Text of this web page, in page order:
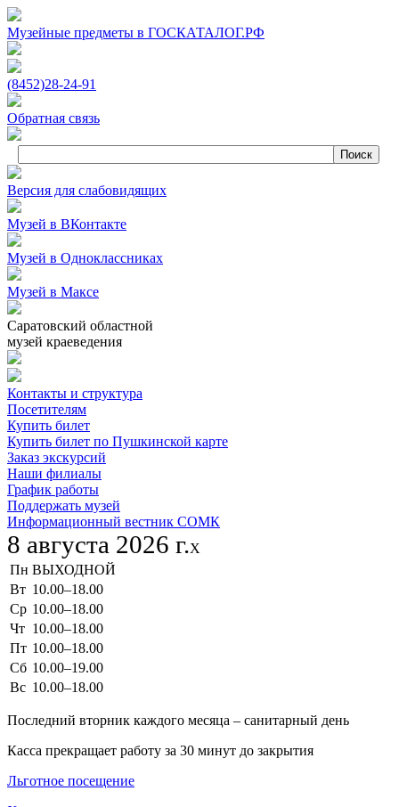
Музейные предметы в ГОСКАТАЛОГ.РФ
(8452)28‑24‑91
Обратная связь
Версия для слабовидящих
Музей в ВКонтакте
Музей в Одноклассниках
Музей в Максе
Саратовский областной
музей краеведения
Контакты и структура
Посетителям
Купить билет
Купить билет по Пушкинской карте
Заказ экскурсий
Наши филиалы
График работы
Поддержать музей
Информационный вестник СОМК
8 августа 2026 г.X
Пн ВЫХОДНОЙ
Вт 10.00–18.00
Ср 10.00–18.00
Чт 10.00–18.00
Пт 10.00–18.00
Сб 10.00–19.00
Вс 10.00–18.00
Последний вторник каждого месяца – санитарный день
Касса прекращает работу за 30 минут до закрытия
Льготное посещение